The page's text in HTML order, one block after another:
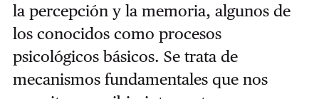
la percepción y la memoria, algunos de
los conocidos como procesos
psicológicos básicos. Se trata de
mecanismos fundamentales que nos